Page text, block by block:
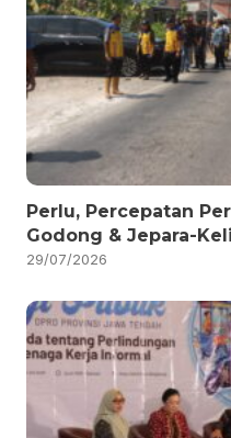
Perlu, Percepatan
Godong & Jepara-
29/07/2026